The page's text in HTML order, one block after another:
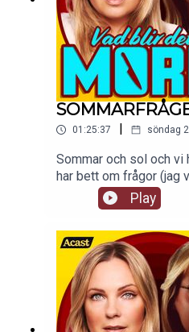
01:25:37 söndag
Sommar och sol och vi
har bett om frågor (jag
är jag!). Ni har skickat
ett sommaravsnitt där
dem!tw:
som video på
Play